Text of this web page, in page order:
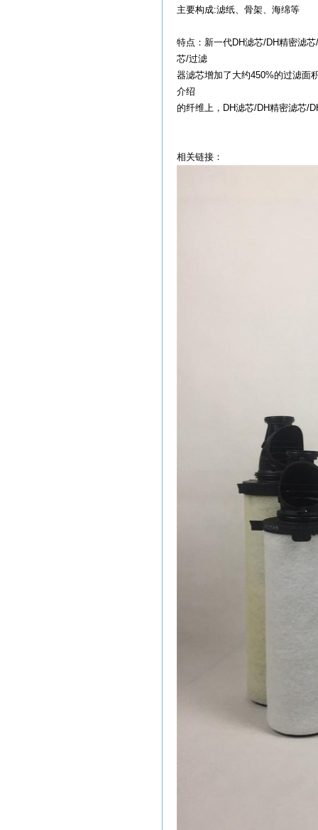
主要构成:滤纸、骨架、海绵等
特点：新一代DH滤芯/DH精密滤
芯/过滤
器滤芯增加了大约450%的过滤面
介绍
的纤维上，DH滤芯/DH精密滤芯/
相关链接：